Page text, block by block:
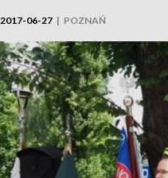
2017-06-27 | POZNAŃ